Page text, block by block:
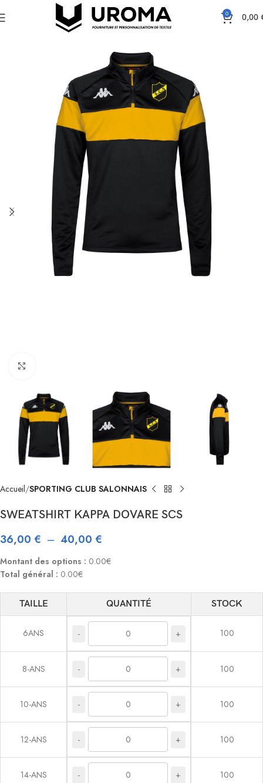
0 0,00
Accueil SPORTING CLUB SALONNAIS
SWEATSHIRT KAPPA DOVARE SCS
36,00 € – 40,00 €
Montant des options : 0.00€
Total général : 0.00€
TAILLE QUANTITÉ STOCK
6ANS - + 100
8-ANS - + 100
10-ANS - + 100
12-ANS - + 100
14-ANS - + 100